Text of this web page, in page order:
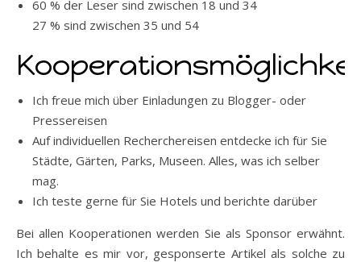
60 % der Leser sind zwischen 18 und 34
27 % sind zwischen 35 und 54
Ich freue mich über Einladungen zu Blogger- oder
Pressereisen
Auf individuellen Recherchereisen entdecke ich für Sie
Städte, Gärten, Parks, Museen. Alles, was ich selber
mag.
Ich teste gerne für Sie Hotels und berichte darüber
Bei allen Kooperationen werden Sie als Sponsor erwähnt.
Ich behalte es mir vor, gesponserte Artikel als solche zu